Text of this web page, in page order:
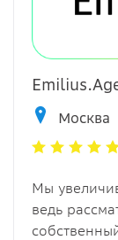
Москва
Мы
ведь